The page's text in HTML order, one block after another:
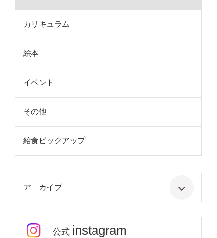
カリキュラム
絵本
イベント
その他
給食ピックアップ
アーカイブ
公式 instagram